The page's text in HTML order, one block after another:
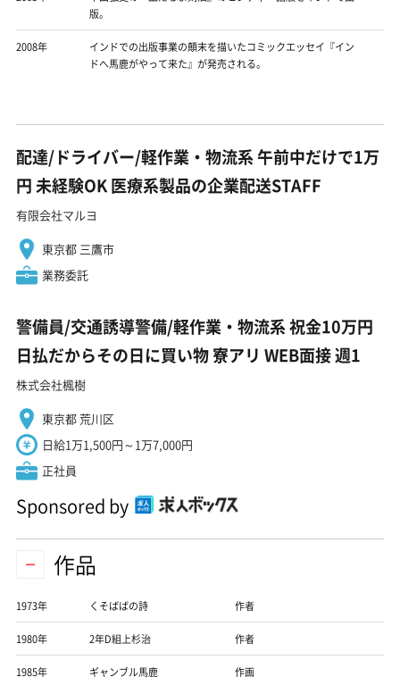
版。
2008年
インドでの出版事業の顛末を描いたコミックエッセイ『イン
ドへ馬鹿がやって来た』が発売される。
配達/ドライバー/軽作業・物流系 午前中だけで1万
円 未経験OK 医療系製品の企業配送STAFF
有限会社マルヨ
東京都 三鷹市
業務委託
警備員/交通誘導警備/軽作業・物流系 祝金10万円
日払だからその日に買い物 寮アリ WEB面接 週1
株式会社楓樹
東京都 荒川区
日給1万1,500円～1万7,000円
正社員
Sponsored by
作品
1973年 くそばばの詩 作者
1980年 2年D組上杉治 作者
1985年 ギャンブル馬鹿 作画